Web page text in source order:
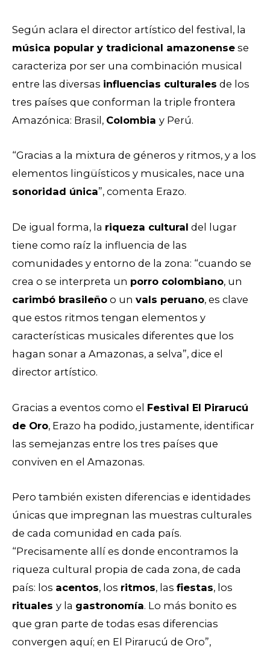
Según aclara el director artístico del festival, la
música popular y tradicional amazonense se
caracteriza por ser una combinación musical
entre las diversas influencias culturales de los
tres países que conforman la triple frontera
Amazónica: Brasil, Colombia y Perú.
“Gracias a la mixtura de géneros y ritmos, y a los
elementos lingüísticos y musicales, nace una
sonoridad única”, comenta Erazo.
De igual forma, la riqueza cultural del lugar
tiene como raíz la influencia de las
comunidades y entorno de la zona: “cuando se
crea o se interpreta un porro colombiano, un
carimbó brasileño o un vals peruano, es clave
que estos ritmos tengan elementos y
características musicales diferentes que los
hagan sonar a Amazonas, a selva”, dice el
director artístico.
Gracias a eventos como el Festival El Pirarucú
de Oro, Erazo ha podido, justamente, identificar
las semejanzas entre los tres países que
conviven en el Amazonas.
Pero también existen diferencias e identidades
únicas que impregnan las muestras culturales
de cada comunidad en cada país.
“Precisamente allí es donde encontramos la
riqueza cultural propia de cada zona, de cada
país: los acentos, los ritmos, las fiestas, los
rituales y la gastronomía. Lo más bonito es
que gran parte de todas esas diferencias
convergen aquí; en El Pirarucú de Oro”,